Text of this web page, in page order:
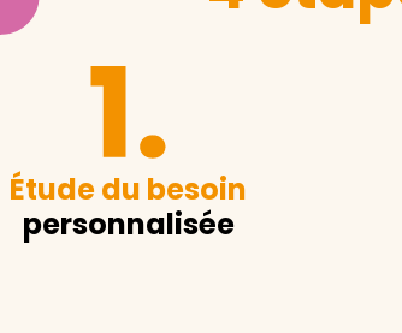
Étude du besoin
personnalisée